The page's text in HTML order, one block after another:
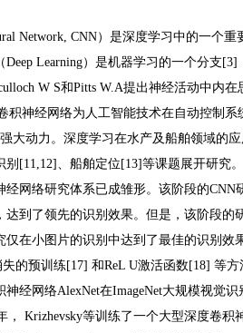
Network, CNN）是深度学习中的一个
Learning）是机器学习的一个分支
W S和Pitts W.A提出神经活动中内
积神经网络为人工智能技术在自动控制
大动力。深度学习在水产及船舶领域的
[11,12]、船舶定位[13]等课题展开研究。
网络研究体系已成雏形。该阶段的CNN
到了领先的识别效果。但是，该阶段的
仅在小图片的识别中达到了最佳的识别效
的预训练[17] 和ReL U激活函数[18] 等
经网络AlexNet在ImageNet大规模视觉
， Krizhevsky等训练了一个大型深度卷积